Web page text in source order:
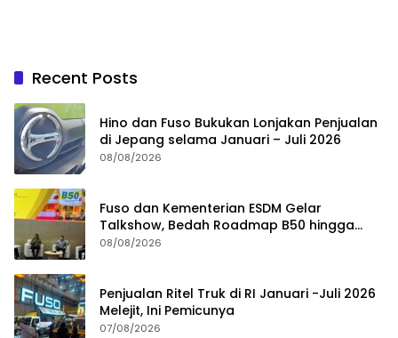
Recent Posts
Hino dan Fuso Bukukan Lonjakan Penjualan
di Jepang selama Januari – Juli 2026
08/08/2026
Fuso dan Kementerian ESDM Gelar
Talkshow, Bedah Roadmap B50 hingga
Dampaknya
08/08/2026
Penjualan Ritel Truk di RI Januari -Juli 2026
Melejit, Ini Pemicunya
07/08/2026